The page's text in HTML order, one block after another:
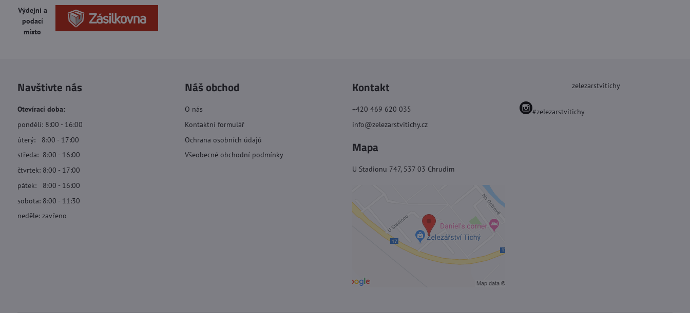
Výdejní a
podací
místo
Navštivte nás
Otevírací doba:
pondělí: 8:00 - 16:00
úterý: 8:00 - 17:00
středa: 8:00 - 16:00
čtvrtek: 8:00 - 17:00
pátek: 8:00 - 16:00
sobota: 8:00 - 11:30
neděle: zavřeno
Náš obchod
O nás
Kontaktní formulář
Ochrana osobních údajů
Všeobecné obchodní podmínky
Kontakt
+420 469 620 035
info@zelezarstvitichy.cz
Mapa
U Stadionu 747, 537 03 Chrudim
zelezarstvitichy
#zelezarstvitichy